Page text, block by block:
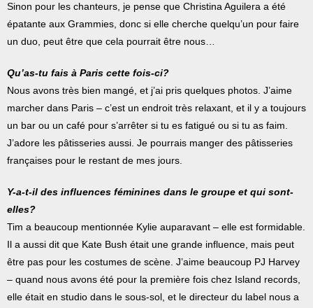
Sinon pour les chanteurs, je pense que Christina Aguilera a été
épatante aux Grammies, donc si elle cherche quelqu’un pour faire
un duo, peut être que cela pourrait être nous…
Qu’as-tu fais à Paris cette fois-ci?
Nous avons très bien mangé, et j’ai pris quelques photos. J’aime
marcher dans Paris – c’est un endroit très relaxant, et il y a toujours
un bar ou un café pour s’arrêter si tu es fatigué ou si tu as faim.
J’adore les pâtisseries aussi. Je pourrais manger des pâtisseries
françaises pour le restant de mes jours.
Y-a-t-il des influences féminines dans le groupe et qui sont-
elles?
Tim a beaucoup mentionnée Kylie auparavant – elle est formidable.
Il a aussi dit que Kate Bush était une grande influence, mais peut
être pas pour les costumes de scène. J’aime beaucoup PJ Harvey
– quand nous avons été pour la première fois chez Island records,
elle était en studio dans le sous-sol, et le directeur du label nous a